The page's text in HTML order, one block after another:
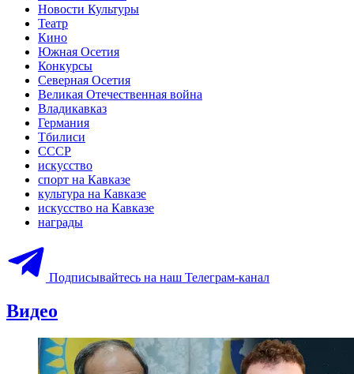
Новости Культуры
Театр
Кино
Южная Осетия
Конкурсы
Северная Осетия
Великая Отечественная война
Владикавказ
Германия
Тбилиси
СССР
искусство
спорт на Кавказе
культура на Кавказе
искусство на Кавказе
награды
Подписывайтесь на наш Телеграм-канал
Видео